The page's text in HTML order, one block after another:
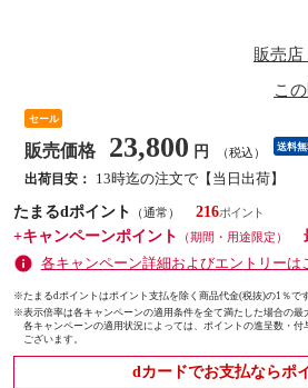
販売店
こ
セール
販売価格 23,800 円 （税込） 送料
出荷目安：
13時迄の注文で【当日出荷】
たまるdポイント
（通常）
216
+キャンペーンポイント
（期間・用途限定）
各キャンペーン詳細およびエントリーは
※たまるdポイントはポイント支払を除く商品代金(税抜)の1％です
※表示倍率は各キャンペーンの適用条件を全て満たした場合の最
各キャンペーンの適用状況によっては、ポイントの進呈数・
ございます。
dカードでお支払ならポ